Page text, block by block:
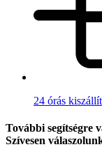
24 órás
További segítségre
Szívesen